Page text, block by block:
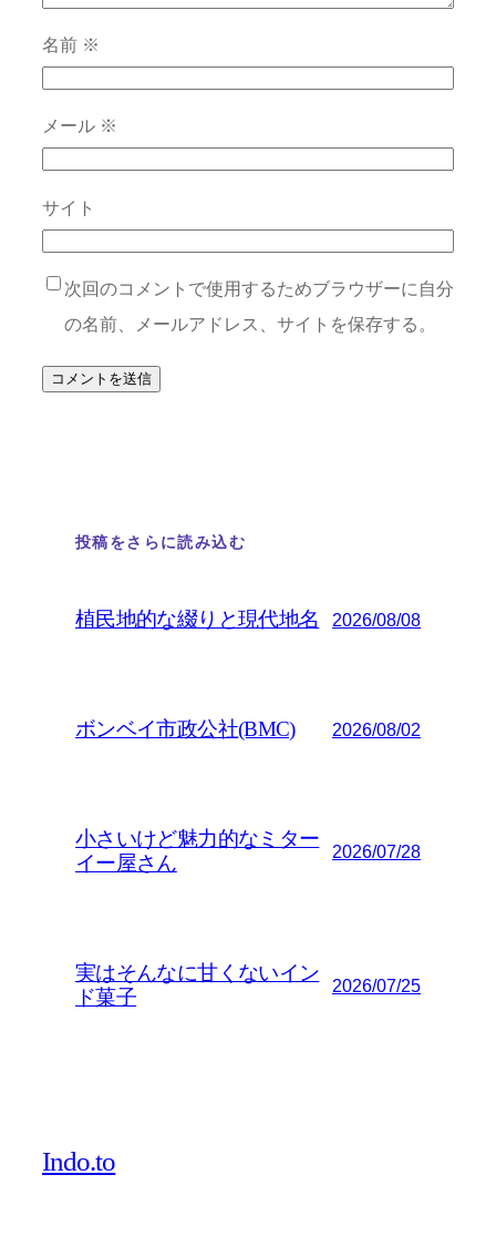
名前 ※
メール ※
サイト
次回のコメントで使用するためブラウザーに自分
の名前、メールアドレス、サイトを保存する。
投稿をさらに読み込む
植民地的な綴りと現代地名 2026/08/08
ボンベイ市政公社(BMC) 2026/08/02
小さいけど魅力的なミター
イー屋さん
2026/07/28
実はそんなに甘くないイン
ド菓子
2026/07/25
Indo.to